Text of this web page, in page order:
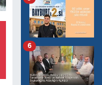
6